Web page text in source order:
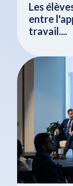
Les
entre
travail....